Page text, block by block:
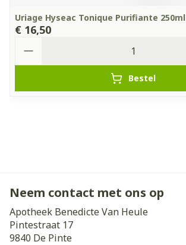
Uriage Hyseac Tonique Purifiante 250ml
€ 16,50
Bestel
Neem contact met ons op
Apotheek Benedicte Van Heule
Pintestraat 17
9840 De Pinte